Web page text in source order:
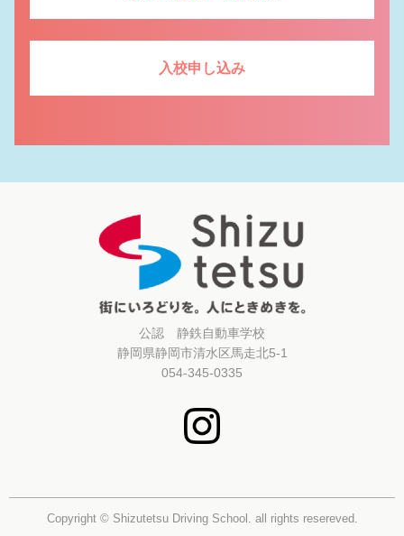
入校申し込み
公認 静鉄自動車学校
静岡県静岡市清水区馬走北5-1
054-345-0335
Copyright © Shizutetsu Driving School. all rights resereved.